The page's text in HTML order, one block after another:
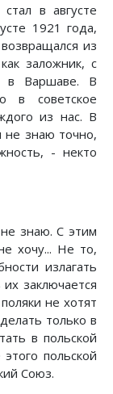
в августе
1921 года,
из
заложник, с
в Варшаве. В
в советское
из нас. В
не знаю точно,
- некто
знаю. С этим
хочу... Не то,
излагать
заключается
не хотят
только в
в польской
польской
Союз.